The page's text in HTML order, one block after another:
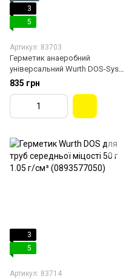
3
5
Артикул: 83703
Герметик анаеробний
універсальний Wurth DOS-Sys
All-in-One 50 мл 1.05 г/см³
(0893555050)
835 грн
3
5
Артикул: 83714